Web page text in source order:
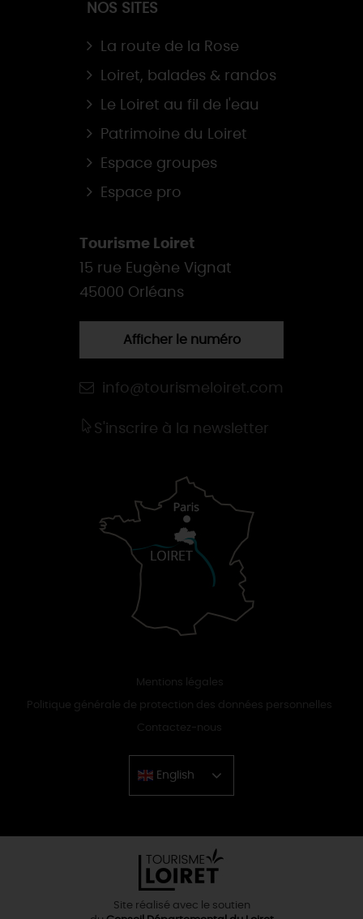
NOS SITES
La route de la Rose
Loiret, balades & randos
Le Loiret au fil de l'eau
Patrimoine du Loiret
Espace groupes
Espace pro
Tourisme Loiret
15 rue Eugène Vignat
45000 Orléans
Afficher le numéro
info@tourismeloiret.com
S'inscrire à la newsletter
Mentions légales
Politique générale de protection des données personnelles
Contactez-nous
English
Chinese
Site réalisé avec le soutien